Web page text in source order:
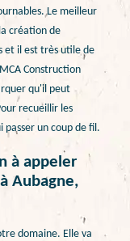
Le meilleur
création de
et il est très utile de
Construction
qu'il peut
recueillir les
un coup de fil.
à appeler
Aubagne,
domaine. Elle va